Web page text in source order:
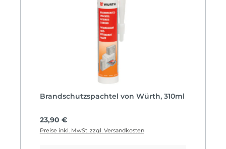
Brandschutzspachtel von Würth, 310ml
Regulärer Preis:
23,90 €
Preise inkl. MwSt. zzgl. Versandkosten